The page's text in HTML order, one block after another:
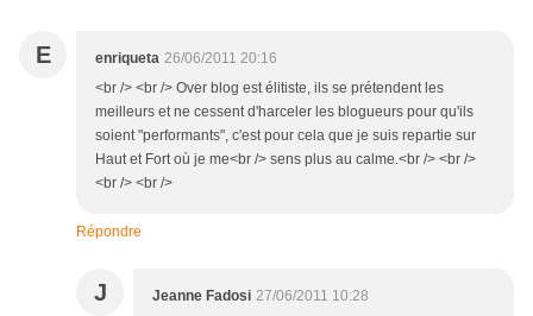
E enriqueta 26/06/2011 20:16
<br /> <br /> Over blog est élitiste, ils se prétendent les
meilleurs et ne cessent d'harceler les blogueurs pour qu'ils
soient "performants", c'est pour cela que je suis repartie sur
Haut et Fort où je me<br /> sens plus au calme.<br /> <br />
<br /> <br />
Répondre
J Jeanne Fadosi 27/06/2011 10:28